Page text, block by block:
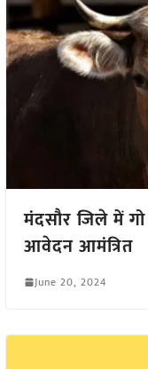
मंदसौर जिले में
आवेदन आमंत्रित
June 20, 2024